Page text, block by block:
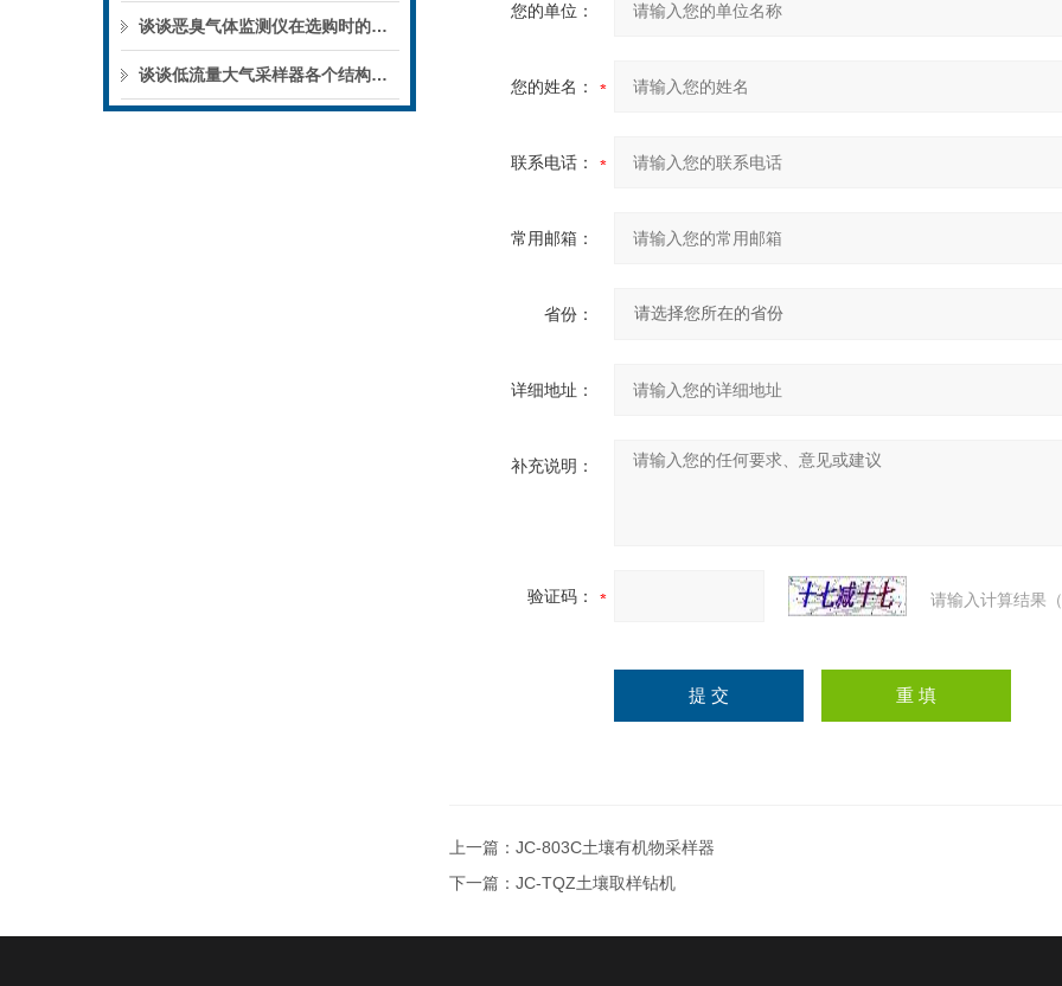
谈谈恶臭气体监测仪在选购时的建议和指南
谈谈低流量大气采样器各个结构的特点
您的单位：
您的姓名：
联系电话：
常用邮箱：
省份：
详细地址：
补充说明：
验证码： 请输入计算结果
上一篇： JC-803C土壤有机物采样器
下一篇： JC-TQZ土壤取样钻机